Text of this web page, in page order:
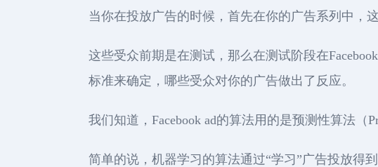
当你在投放广告的时候，首先在你的广告系列中，
这些受众前期是在测试，那么在测试阶段在
标准来确定，哪些受众对你的广告做出了反应。
我们知道，Facebook ad的算法用的是预测性算法（
简单的说，机器学习的算法通过“学习”广告投放得